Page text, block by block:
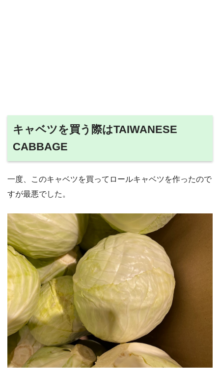
キャベツを買う際はTAIWANESE
CABBAGE
一度、このキャベツを買ってロールキャベツを作ったので
すが最悪でした。